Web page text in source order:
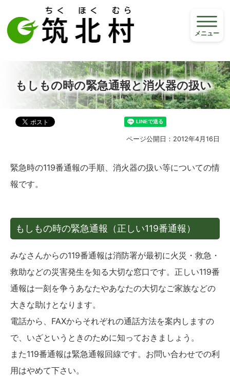
メニュー
もしもの時の緊急通報と消火器の扱い
ページ公開日：2012年4月16日
緊急時の119番通報の手順、消火器の扱い等についての情
報です。
もしもの時の緊急通報（正しい119番通報）
みなさんからの119番通報は消防署が最初に火災・救急・
救助などの災害発生を知る大切な窓口です。正しい119番
通報は一刻を争うあなたやあなたの大切なご家族などの
大きな助けとなります。
電話から、FAXからそれぞれの通話方法を案内しますの
で、いざというときのために知っておきましょう。
また119番通報は緊急通報回線です。お問い合わせでの利
用はやめて下さい。